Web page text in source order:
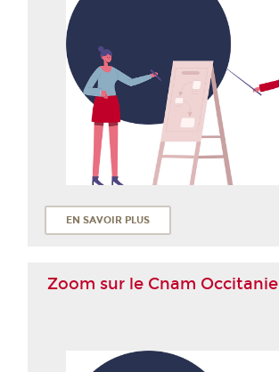
EN SAVOIR PLUS
Zoom sur le Cnam Occitanie